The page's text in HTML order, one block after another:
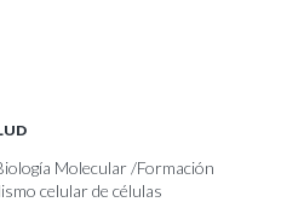
Molecular /Formación
celular de células